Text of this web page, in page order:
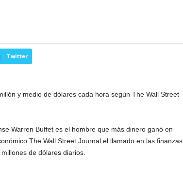
Twitter
y medio de dólares cada hora según The Wall Street
Warren Buffet es el hombre que más dinero ganó en
The Wall Street Journal el llamado en las finanzas
de dólares diarios.